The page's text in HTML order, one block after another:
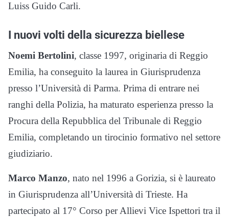
Luiss Guido Carli.
I nuovi volti della sicurezza biellese
Noemi Bertolini, classe 1997, originaria di Reggio
Emilia, ha conseguito la laurea in Giurisprudenza
presso l’Università di Parma. Prima di entrare nei
ranghi della Polizia, ha maturato esperienza presso la
Procura della Repubblica del Tribunale di Reggio
Emilia, completando un tirocinio formativo nel settore
giudiziario.
Marco Manzo, nato nel 1996 a Gorizia, si è laureato
in Giurisprudenza all’Università di Trieste. Ha
partecipato al 17° Corso per Allievi Vice Ispettori tra il